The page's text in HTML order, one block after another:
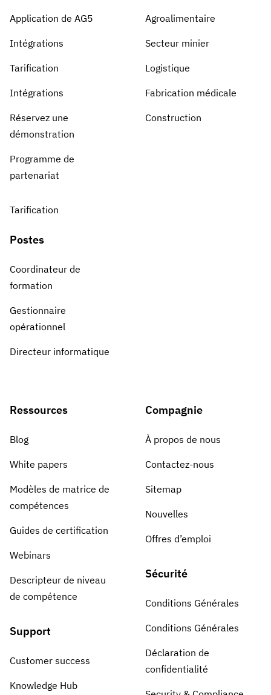
Application de AG5
Intégrations
Tarification
Intégrations
Réservez une
démonstration
Programme de
partenariat
Tarification
Postes
Coordinateur de
formation
Gestionnaire
opérationnel
Directeur informatique
Agroalimentaire
Secteur minier
Logistique
Fabrication médicale
Construction
Ressources
Blog
White papers
Modèles de matrice de
compétences
Guides de certification
Webinars
Descripteur de niveau
de compétence
Support
Customer success
Knowledge Hub
Compagnie
À propos de nous
Contactez-nous
Sitemap
Nouvelles
Offres d’emploi
Sécurité
Conditions Générales
Conditions Générales
Déclaration de
confidentialité